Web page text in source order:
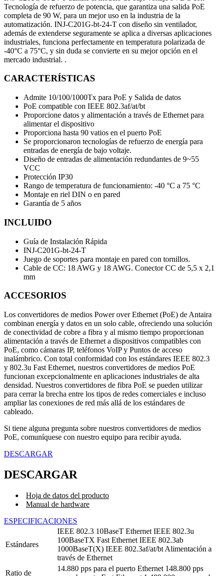
Tecnología de refuerzo de potencia, que garantiza una salida PoE
completa de 90 W, para un mejor uso en la industria de la
automatización. INJ-C201G-bt-24-T con diseño sin ventilador,
además de extenderse seguramente se aplica a diversas aplicaciones
industriales, funciona perfectamente en temperatura polarizada de
-40°C a 75°C, y sin duda se convierte en su mejor opción en el
mercado industrial. .
CARACTERÍSTICAS
Admite 10/100/1000Tx para PoE y Salida de datos
PoE compatible con IEEE 802.3af/at/bt
Proporcione datos y alimentación a través de Ethernet para
alimentar el dispositivo
Proporciona hasta 90 vatios en el puerto PoE
Se proporcionaron tecnologías de refuerzo de energía para
entradas de energía de bajo voltaje.
Diseño de entradas de alimentación redundantes de 9~55
VCC
Protección IP30
Rango de temperatura de funcionamiento: -40 °C a 75 °C
Montaje en riel DIN o en pared
Garantía de 5 años
INCLUIDO
Guía de Instalación Rápida
INJ-C201G-bt-24-T
Juego de soportes para montaje en pared con tornillos.
Cable de CC: 18 AWG y 18 AWG. Conector CC de 5,5 x 2,1
mm
ACCESORIOS
Los convertidores de medios Power over Ethernet (PoE) de Antaira
combinan energía y datos en un solo cable, ofreciendo una solución
de conectividad de cobre a fibra y al mismo tiempo proporcionan
alimentación a través de Ethernet a dispositivos compatibles con
PoE, como cámaras IP, teléfonos VoIP y Puntos de acceso
inalámbrico. Con total conformidad con los estándares IEEE 802.3
y 802.3u Fast Ethernet, nuestros convertidores de medios PoE
funcionan excepcionalmente en aplicaciones industriales de alta
densidad. Nuestros convertidores de fibra PoE se pueden utilizar
para cerrar la brecha entre los tipos de redes comerciales e incluso
ampliar las conexiones de red más allá de los estándares de
cableado.
Si tiene alguna pregunta sobre nuestros convertidores de medios
PoE, comuníquese con nuestro equipo para recibir ayuda.
DESCARGAR
DESCARGAR
Hoja de datos del producto
Manual de hardware
ESPECIFICACIONES
Estándares
IEEE 802.3 10BaseT Ethernet IEEE 802.3u
100BaseTX Fast Ethernet IEEE 802.3ab
1000BaseT(X) IEEE 802.3af/at/bt Alimentación a
través de Ethernet
Ratio de
14.880 pps para el puerto Ethernet 148.800 pps